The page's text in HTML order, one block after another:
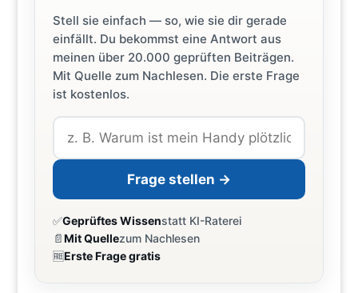
Stell sie einfach — so, wie sie dir gerade
einfällt. Du bekommst eine Antwort aus
meinen über 20.000 geprüften Beiträgen.
Mit Quelle zum Nachlesen. Die erste Frage
ist kostenlos.
Frage stellen →
✅Geprüftes Wissenstatt KI-Raterei
📄Mit Quellezum Nachlesen
🆓Erste Frage gratis